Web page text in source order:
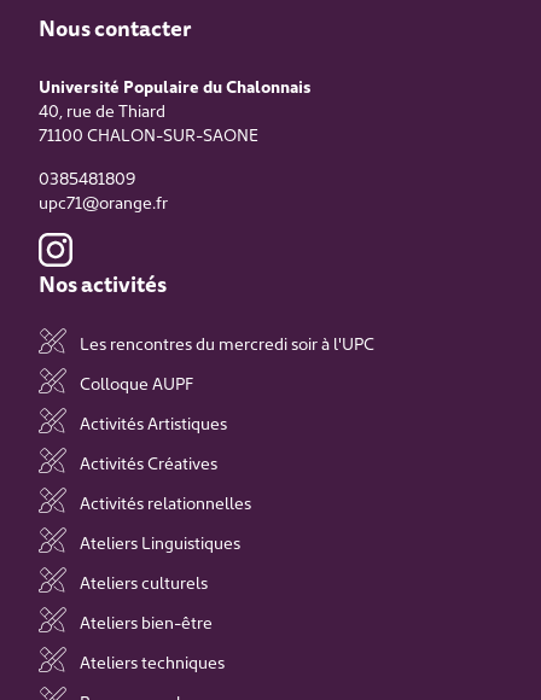
Nous contacter
Université Populaire du Chalonnais
40, rue de Thiard
71100 CHALON-SUR-SAONE
0385481809
upc71@orange.fr
Nos activités
Les rencontres du mercredi soir à l'UPC
Colloque AUPF
Activités Artistiques
Activités Créatives
Activités relationnelles
Ateliers Linguistiques
Ateliers culturels
Ateliers bien-être
Ateliers techniques